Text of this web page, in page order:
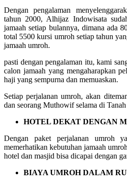
Dengan pengalaman
tahun 2000, Alhijaz Indowisata
jamaah setiap bulannya, dimana ada
total 5500 kursi umroh setiap tahun
jamaah umroh.
pasti dengan pengalaman itu, kami
calon jamaah yang mengaharapkan
haji yang sempurna dan memuaskan.
Setiap perjalanan umroh, akan
dan seorang Muthowif selama di
HOTEL DEKAT DENGAN
Dengan paket perjalanan umroh
memerhatikan kebutuhan jamaah
hotel dan masjid bisa dicapai dengan
BIAYA UMROH DALAM